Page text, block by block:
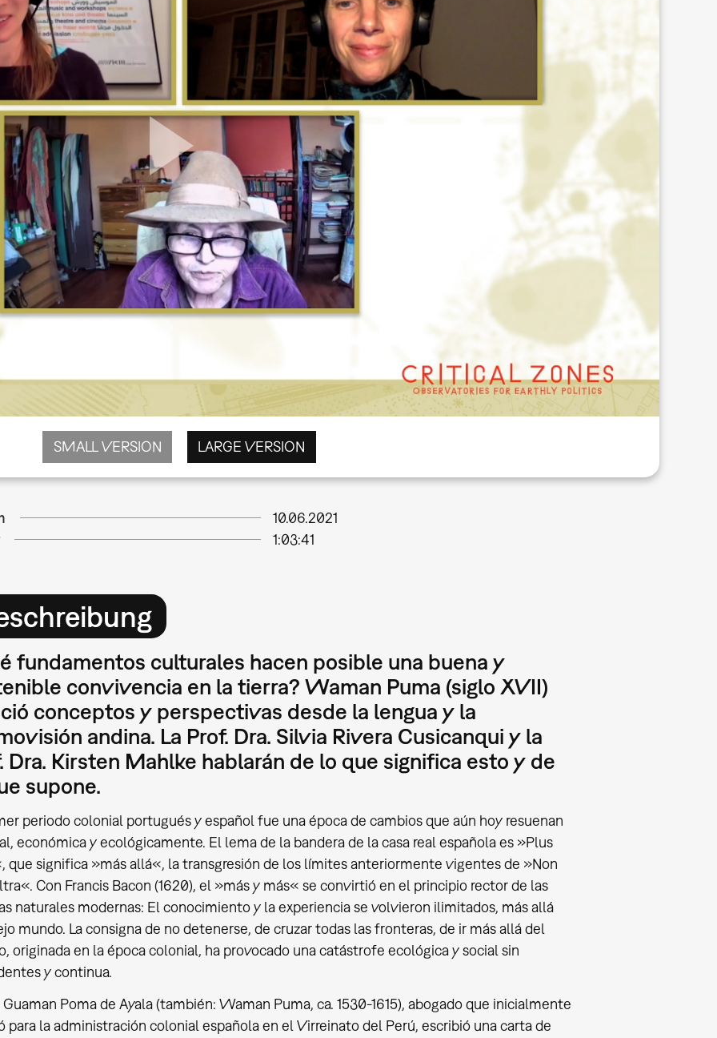
SMALL VERSION LARGE VERSION
10.06.2021
1:03:41
fundamentos culturales hacen posible una buena y
convivencia en la tierra? Waman Puma (siglo XVII)
conceptos y perspectivas desde la lengua y la
andina. La Prof. Dra. Silvia Rivera Cusicanqui y la
Dra. Kirsten Mahlke hablarán de lo que significa esto y de
supone.
periodo colonial portugués y español fue una época de cambios que aún hoy resuenan
económica y ecológicamente. El lema de la bandera de la casa real española es »Plus
que significa »más allá«, la transgresión de los límites anteriormente vigentes de »Non
Con Francis Bacon (1620), el »más y más« se convirtió en el principio rector de las
naturales modernas: El conocimiento y la experiencia se volvieron ilimitados, más allá
mundo. La consigna de no detenerse, de cruzar todas las fronteras, de ir más allá del
originada en la época colonial, ha provocado una catástrofe ecológica y social sin
y continua.
Poma de Ayala (también: Waman Puma, ca. 1530-1615), abogado que inicialmente
para la administración colonial española en el Virreinato del Perú, escribió una carta de